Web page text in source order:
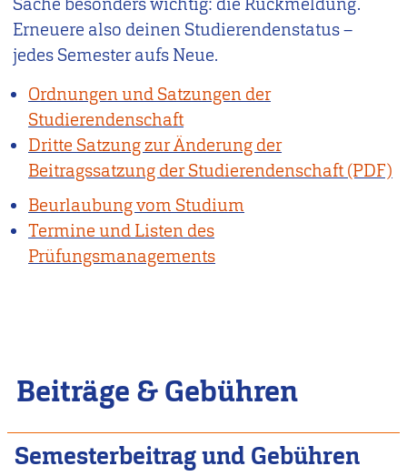
Erneuere also deinen Studierendenstatus –
jedes Semester aufs Neue.
Ordnungen und Satzungen der
Studierendenschaft
Dritte Satzung zur Änderung der
Beitragssatzung der Studierendenschaft
Beurlaubung vom Studium
Termine und Listen des
Prüfungsmanagements
Beiträge & Gebühren
Semesterbeitrag und Gebühren